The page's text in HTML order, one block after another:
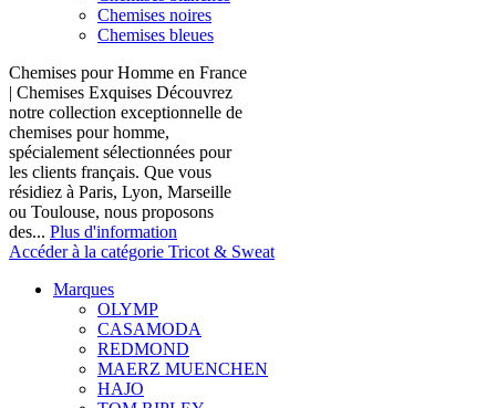
Chemises noires
Chemises bleues
Chemises pour Homme en France
| Chemises Exquises Découvrez
notre collection exceptionnelle de
chemises pour homme,
spécialement sélectionnées pour
les clients français. Que vous
résidiez à Paris, Lyon, Marseille
ou Toulouse, nous proposons
des... Plus d'information
Accéder à la catégorie Tricot & Sweat
Marques
OLYMP
CASAMODA
REDMOND
MAERZ MUENCHEN
HAJO